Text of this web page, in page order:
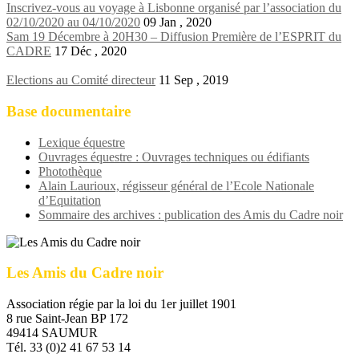
Inscrivez-vous au voyage à Lisbonne organisé par l’association du
02/10/2020 au 04/10/2020 09 Jan , 2020
Sam 19 Décembre à 20H30 – Diffusion Première de l’ESPRIT du
CADRE 17 Déc , 2020
Elections au Comité directeur 11 Sep , 2019
Base documentaire
Lexique équestre
Ouvrages équestre : Ouvrages techniques ou édifiants
Photothèque
Alain Laurioux, régisseur général de l’Ecole Nationale
d’Equitation
Sommaire des archives : publication des Amis du Cadre noir
Les Amis du Cadre noir
Association régie par la loi du 1er juillet 1901
8 rue Saint-Jean BP 172
49414 SAUMUR
Tél. 33 (0)2 41 67 53 14